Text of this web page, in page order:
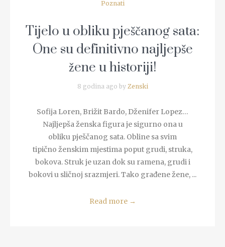
Poznati
Tijelo u obliku pješčanog sata:
One su definitivno najljepše
žene u historiji!
8 godina ago by Zenski
Sofija Loren, Brižit Bardo, Dženifer Lopez…
Najljepša ženska figura je sigurno ona u
obliku pješčanog sata. Obline sa svim
tipično ženskim mjestima poput grudi, struka,
bokova. Struk je uzan dok su ramena, grudi i
bokovi u sličnoj srazmjeri. Tako građene žene, ...
Read more →